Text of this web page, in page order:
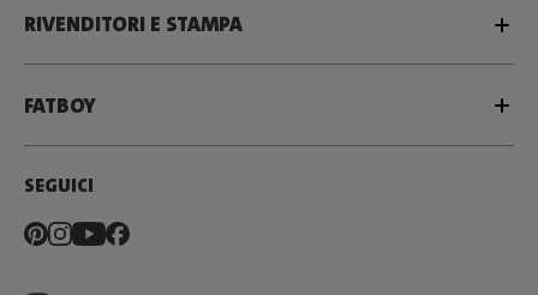
RIVENDITORI E STAMPA
FATBOY
SEGUICI